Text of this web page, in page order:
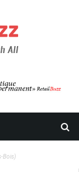
Bois)